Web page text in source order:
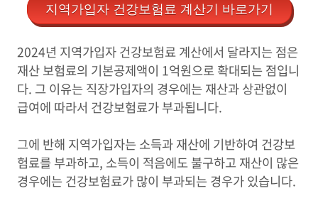
지역가입자 건강보험료 계산기 바로가기
2024년 지역가입자 건강보험료 계산에서 달라지는 점은
재산 보험료의 기본공제액이 1억원으로 확대되는 점입니
다. 그 이유는 직장가입자의 경우에는 재산과 상관없이
급여에 따라서 건강보험료가 부과됩니다.
그에 반해 지역가입자는 소득과 재산에 기반하여 건강보
험료를 부과하고, 소득이 적음에도 불구하고 재산이 많은
경우에는 건강보험료가 많이 부과되는 경우가 있습니다.